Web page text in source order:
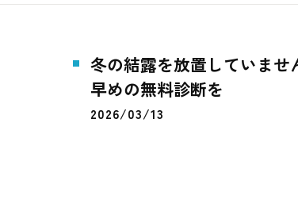
冬の結露を放置していま
早めの無料診断を
2026/03/13